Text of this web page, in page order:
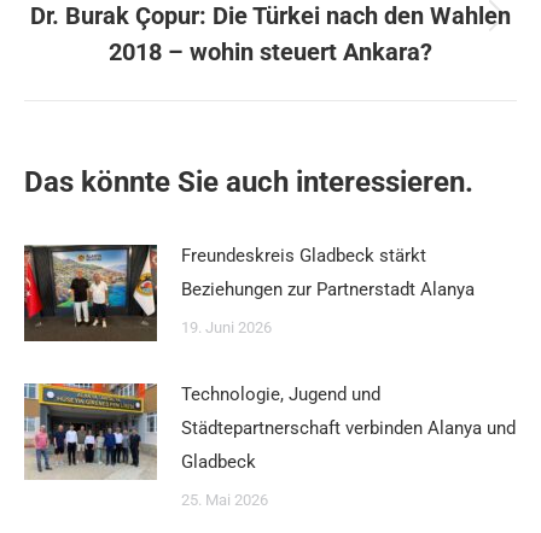
Nächster
Beitrag:
Dr. Burak Çopur: Die Türkei nach den Wahlen
2018 – wohin steuert Ankara?
Das könnte Sie auch interessieren.
Freundeskreis Gladbeck stärkt
Beziehungen zur Partnerstadt Alanya
19. Juni 2026
Technologie, Jugend und
Städtepartnerschaft verbinden Alanya und
Gladbeck
25. Mai 2026